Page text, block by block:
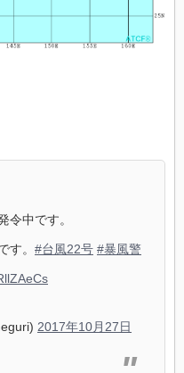
令中です。
す。 #台風22号 #暴風警
2017年10月27日